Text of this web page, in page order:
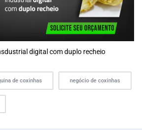
digital com duplo recheio
de coxinhas negócio de coxinhas